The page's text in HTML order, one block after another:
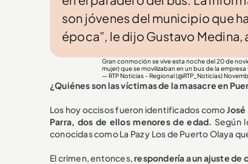
son jóvenes del municipio que
época”, le dijo Gustavo
Gran conmoción se vive esta noche del 20 de
mujer) que se movilizaban en un bus de la
— RTP Noticias - Regional (@RTP_Noticias)
¿Quiénes son las víctimas de la masacre en
Los hoy occisos fueron identificados como
Parra, dos de ellos menores de edad. Según
conocidas como La Paz y Los de Puerto Olaya
El crimen, entonces,respondería a un ajuste